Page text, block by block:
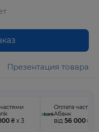
Презентация товара
₴ x 3
Оплата
Абанк
від 56 000 ₴ x